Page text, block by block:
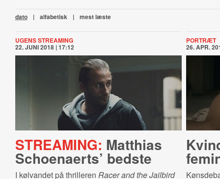
dato | alfabetisk | mest læste
UGENS STREAMING
22. JUNI 2018 | 17:12
STREAMING: Matthias
Schoenaerts’ bedste
I kølvandet på thrilleren Racer and the Jailbird
PORTRÆT
26. APR.